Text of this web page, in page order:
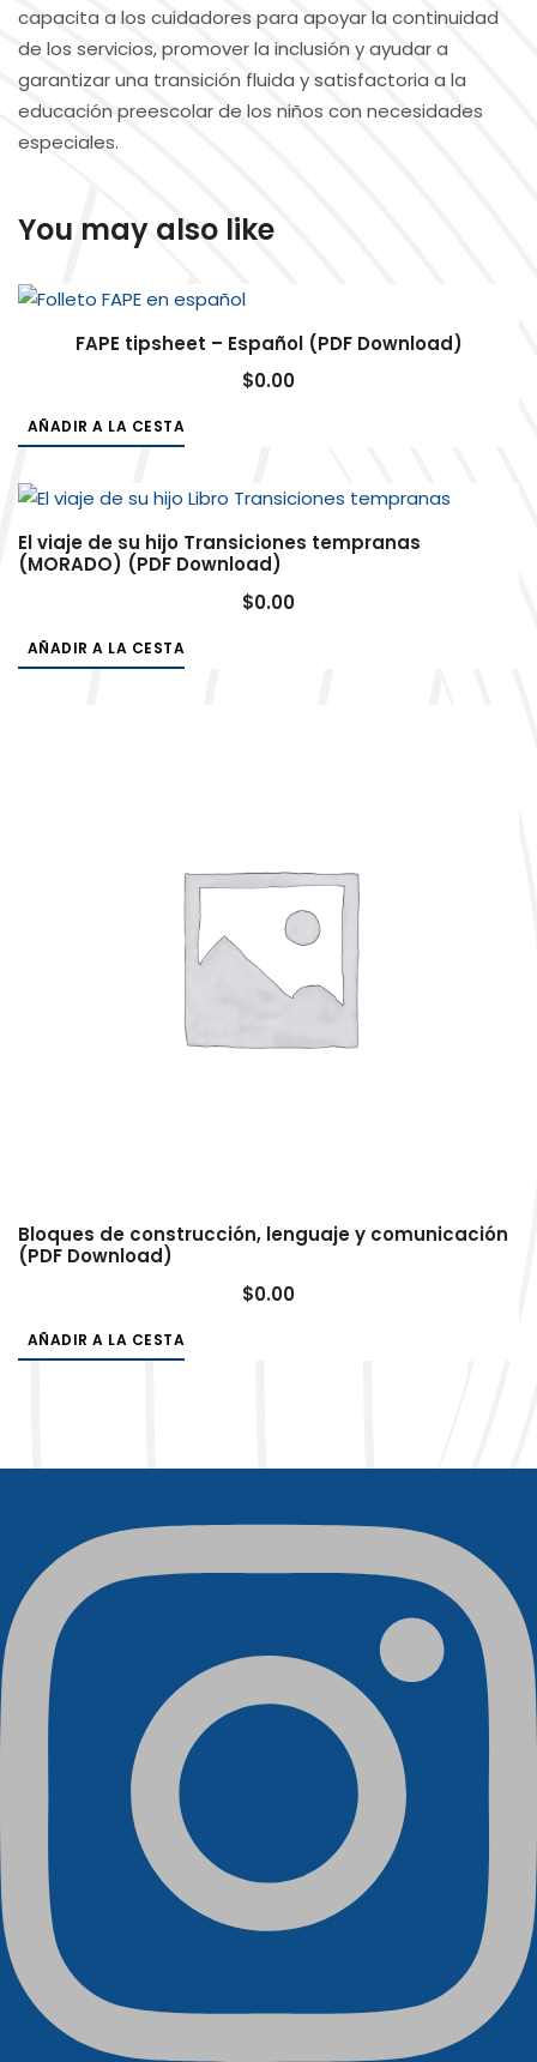
capacita a los cuidadores para apoyar la continuidad
de los servicios, promover la inclusión y ayudar a
garantizar una transición fluida y satisfactoria a la
educación preescolar de los niños con necesidades
especiales.
You may also like
FAPE tipsheet – Español (PDF Download)
$0.00
AÑADIR A LA CESTA
El viaje de su hijo Transiciones tempranas
(MORADO) (PDF Download)
$0.00
AÑADIR A LA CESTA
Bloques de construcción, lenguaje y comunicación
(PDF Download)
$0.00
AÑADIR A LA CESTA